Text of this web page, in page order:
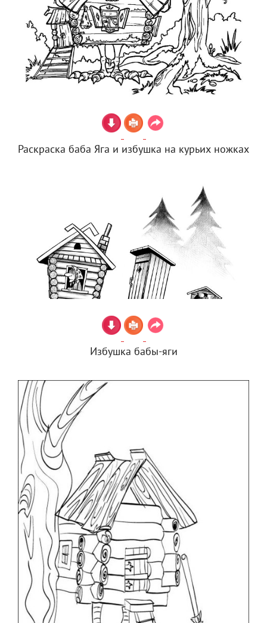
Раскраска баба Яга и избушка на курьих ножках
Избушка бабы-яги